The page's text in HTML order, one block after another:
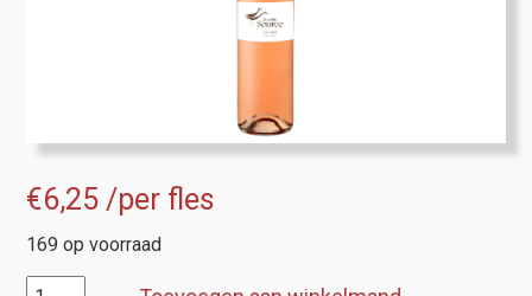
€6,25 /per fles
169 op voorraad
Robert